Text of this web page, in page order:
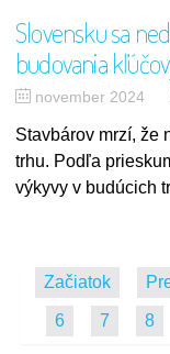
Slovensku sa
budovania
november 2024
Stavbárov mrzí, že
trhu. Podľa
výkyvy v budúcich
Začiatok
6 7 8